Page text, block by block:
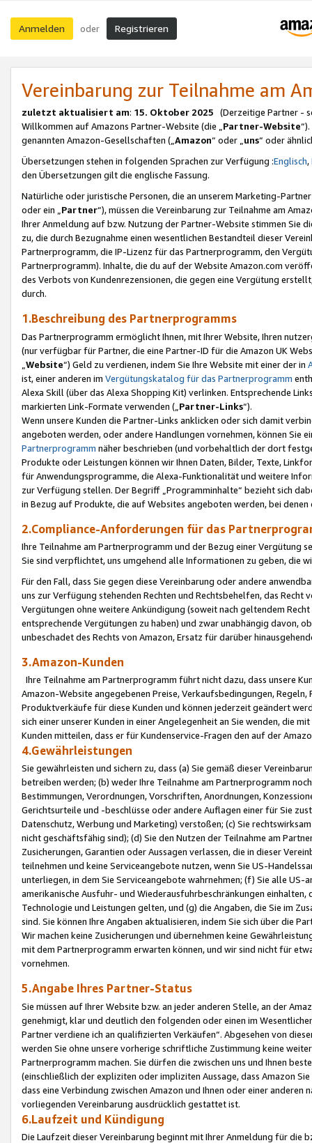
Anmelden oder Registrieren
Vereinbarung zur Teilnahme am
zuletzt aktualisiert am: 15. Oktober 2025 (Derzeitige Partner -
Willkommen auf Amazons Partner-Website (die „Partner-Website
genannten Amazon-Gesellschaften („Amazon“ oder „uns“ oder
Übersetzungen stehen in folgenden Sprachen zur Verfügung :Englisch,
den Übersetzungen gilt die englische Fassung.
Natürliche oder juristische Personen, die an unserem Marketing-
oder ein „Partner“), müssen die Vereinbarung zur Teilnahme am
Ihrer Anmeldung auf bzw. Nutzung der Partner-Website stimmen Sie
zu, die durch Bezugnahme einen wesentlichen Bestandteil dieser
Partnerprogramm, die IP-Lizenz für das Partnerprogramm, den
Partnerprogramm). Inhalte, die du auf der Website Amazon.com
des Verbots von Kundenrezensionen, die gegen eine Vergütung
durch.
1.Beschreibung des Partnerprogramms
Das Partnerprogramm ermöglicht Ihnen, mit Ihrer Website, Ihren
(nur verfügbar für Partner, die eine Partner-ID für die Amazon UK
Website“) Geld zu verdienen, indem Sie Ihre Website mit einer der in
ist, einer anderen im Vergütungskatalog für das Partnerprogramm
Alexa Skill (über das Alexa Shopping Kit) verlinken. Entsprechende
markierten Link-Formate verwenden („ Partner-Links“).
Wenn unsere Kunden die Partner-Links anklicken oder sich damit
angeboten werden, oder andere Handlungen vornehmen, können Sie
Partnerprogramm näher beschrieben (und vorbehaltlich der dort
Produkte oder Leistungen können wir Ihnen Daten, Bilder, Texte,
für Anwendungsprogramme, die Alexa-Funktionalität und weitere
zur Verfügung stellen. Der Begriff „Programminhalte“ bezieht sich
in Bezug auf Produkte, die auf Websites angeboten werden, bei
2.Compliance-Anforderungen für das
Ihre Teilnahme am Partnerprogramm und der Bezug einer Vergütung
Sie sind verpflichtet, uns umgehend alle Informationen zu geben, die
Für den Fall, dass Sie gegen diese Vereinbarung oder andere
uns zur Verfügung stehenden Rechten und Rechtsbehelfen, das
Vergütungen ohne weitere Ankündigung (soweit nach geltendem
entsprechende Vergütungen zu haben) und zwar unabhängig davon,
unbeschadet des Rechts von Amazon, Ersatz für darüber
3.Amazon-Kunden
Ihre Teilnahme am Partnerprogramm führt nicht dazu, dass unsere
Amazon-Website angegebenen Preise, Verkaufsbedingungen,
Produktverkäufe für diese Kunden und können jederzeit geändert
sich einer unserer Kunden in einer Angelegenheit an Sie wenden, die
Kunden mitteilen, dass er für Kundenservice-Fragen den auf der
4.Gewährleistungen
Sie gewährleisten und sichern zu, dass (a) Sie gemäß dieser
betreiben werden; (b) weder Ihre Teilnahme am Partnerprogramm
Bestimmungen, Verordnungen, Vorschriften, Anordnungen,
Gerichtsurteile und -beschlüsse oder andere Auflagen einer für Sie
Datenschutz, Werbung und Marketing) verstoßen; (c) Sie
nicht geschäftsfähig sind); (d) Sie den Nutzen der Teilnahme am
Zusicherungen, Garantien oder Aussagen verlassen, die in dieser
teilnehmen und keine Serviceangebote nutzen, wenn Sie US-
unterliegen, in dem Sie Serviceangebote wahrnehmen; (f) Sie alle
amerikanische Ausfuhr- und Wiederausfuhrbeschränkungen
Technologie und Leistungen gelten, und (g) die Angaben, die Sie im
sind. Sie können Ihre Angaben aktualisieren, indem Sie sich über die
Wir machen keine Zusicherungen und übernehmen keine
mit dem Partnerprogramm erwarten können, und wir sind nicht für
vornehmen.
5.Angabe Ihres Partner-Status
Sie müssen auf Ihrer Website bzw. an jeder anderen Stelle, an der
genehmigt, klar und deutlich den folgenden oder einen im
Partner verdiene ich an qualifizierten Verkäufen“. Abgesehen von
werden Sie ohne unsere vorherige schriftliche Zustimmung keine
Partnerprogramm machen. Sie dürfen die zwischen uns und Ihnen
(einschließlich der expliziten oder impliziten Aussage, dass Amazon
dass eine Verbindung zwischen Amazon und Ihnen oder einer
vorliegenden Vereinbarung ausdrücklich gestattet ist.
6.Laufzeit und Kündigung
Die Laufzeit dieser Vereinbarung beginnt mit Ihrer Anmeldung für die